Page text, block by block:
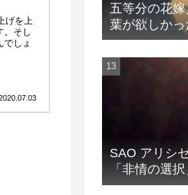
げを上
。そし
でしょ
五等分の花
葉が欲しか
顔?」
SAO アリシ
「非情の選
説は多くの